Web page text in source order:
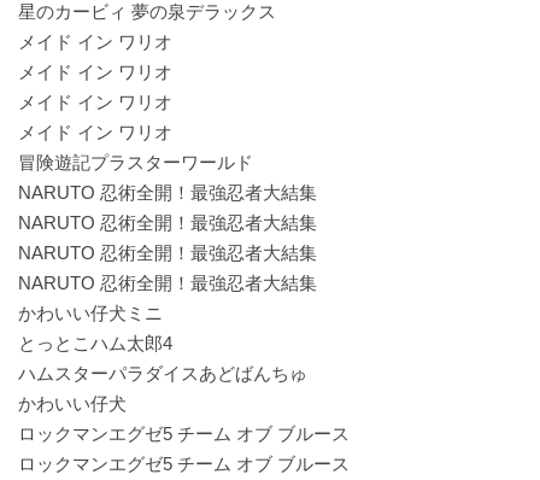
星のカービィ 夢の泉デラックス
メイド イン ワリオ
メイド イン ワリオ
メイド イン ワリオ
メイド イン ワリオ
冒険遊記プラスターワールド
NARUTO 忍術全開！最強忍者大結集
NARUTO 忍術全開！最強忍者大結集
NARUTO 忍術全開！最強忍者大結集
NARUTO 忍術全開！最強忍者大結集
かわいい仔犬ミニ
とっとこハム太郎4
ハムスターパラダイスあどばんちゅ
かわいい仔犬
ロックマンエグゼ5 チーム オブ ブルース
ロックマンエグゼ5 チーム オブ ブルース